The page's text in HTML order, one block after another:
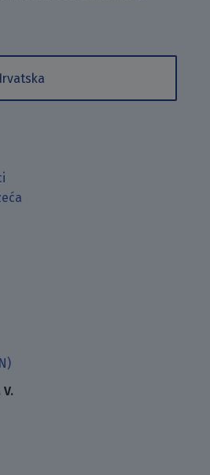
naš blog koristeći
na GitHubu.
s nama putem